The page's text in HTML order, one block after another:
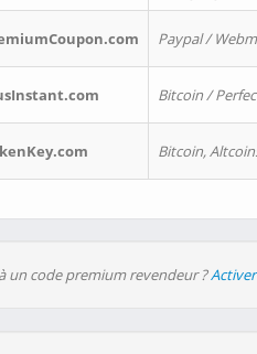
Paypal /
Bitcoin /
Bitcoin,
un code premium revendeur ?